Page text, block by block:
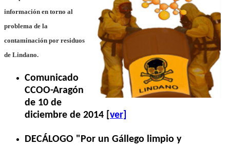
información en torno al
problema de la
contaminación por residuos
de Lindano.
Comunicado
CCOO-Aragón
de 10 de
diciembre de 2014 [ ver]
DECÁLOGO "Por un Gállego limpio y